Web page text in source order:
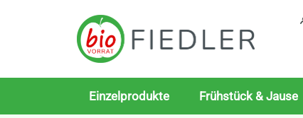
Einzelprodukte Frühstück & Jause